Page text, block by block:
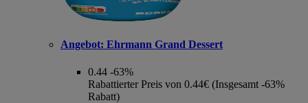
Angebot: Ehrmann Grand Dessert
0.44 -63%
Rabattierter Preis von 0.44€ (Insgesamt -63%
Rabatt)